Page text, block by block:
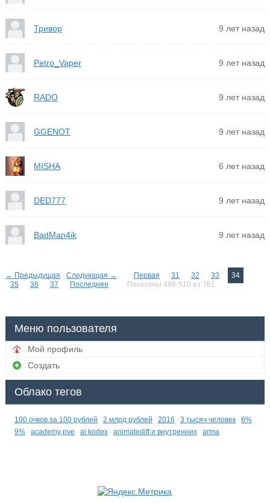
Тривор 9 лет назад
Petro_Vaper 9 лет назад
RADO 9 лет назад
GGENOT 9 лет назад
MISHA 6 лет назад
DED777 9 лет назад
BadMan4ik 9 лет назад
← Предыдущая Следующая → Первая 31 32 33
34
35
36 37 Последняя Показаны 496-510 из 761
Меню пользователя
Мой профиль
Создать
Облако тегов
100 очков за 100 рублей 2 млрд рублей 2016 3 тысяч человек
6%
9%
academy pve ai kodex animatediff и внутренних arma